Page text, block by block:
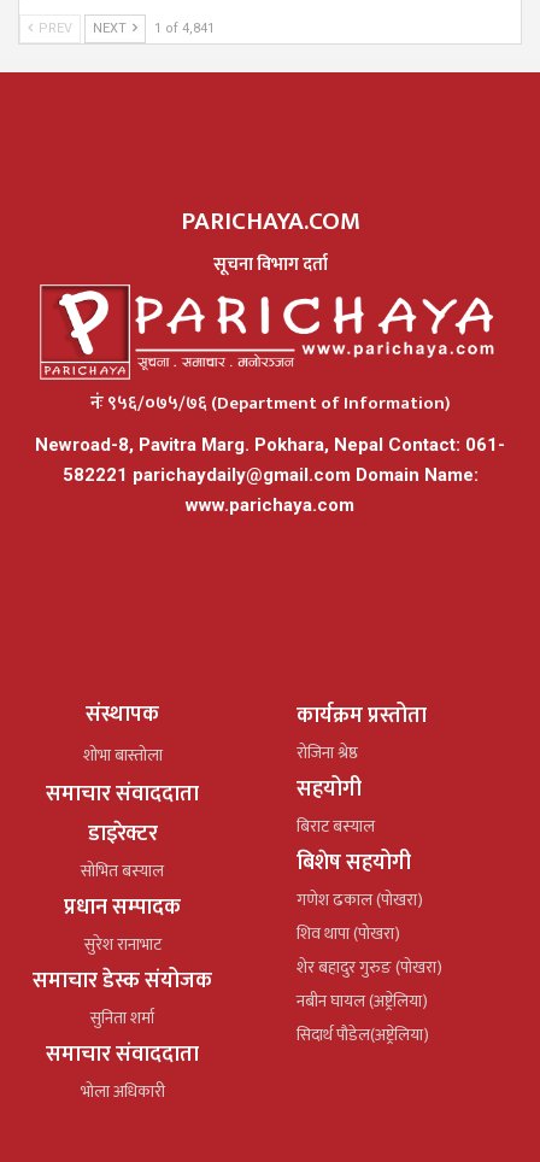
PREV NEXT 1 of 4,841
PARICHAYA.COM
सूचना विभाग दर्ता
नंः ९५६/०७५/७६ (Department of Information)
Newroad-8, Pavitra Marg. Pokhara, Nepal Contact: 061-
582221 parichaydaily@gmail.comDomain Name:
www.parichaya.com
संस्थापक
शोभा बास्तोला
समाचार संवाददाता
डाइरेक्टर
सोभित बस्याल
प्रधान सम्पादक
सुरेश रानाभाट
समाचार डेस्क संयोजक
सुनिता शर्मा
समाचार संवाददाता
भोला अधिकारी
कार्यक्रम प्रस्तोता
रोजिना श्रेष्ठ
सहयोगी
बिराट बस्याल
बिशेष सहयोगी
गणेश ढकाल (पोखरा)
शिव थापा (पोखरा)
शेर बहादुर गुरुङ (पोखरा)
नबीन घायल (अष्ट्रेलिया)
सिदार्थ पौडेल(अष्ट्रेलिया)